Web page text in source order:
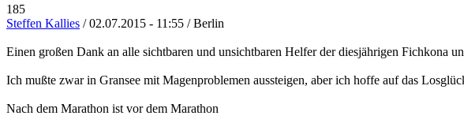
185
Steffen Kallies / 02.07.2015 - 11:55 / Berlin
Einen großen Dank an alle sichtbaren und unsichtbaren Helfer der diesjährigen Fichkona
Ich mußte zwar in Gransee mit Magenproblemen aussteigen, aber ich hoffe auf das
Nach dem Marathon ist vor dem Marathon